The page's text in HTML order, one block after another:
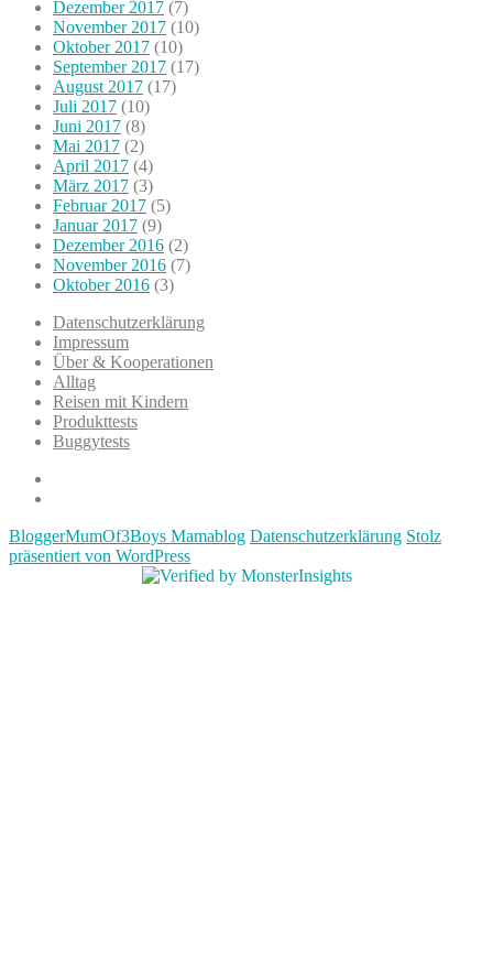
Dezember 2017 (7)
November 2017 (10)
Oktober 2017 (10)
September 2017 (17)
August 2017 (17)
Juli 2017 (10)
Juni 2017 (8)
Mai 2017 (2)
April 2017 (4)
März 2017 (3)
Februar 2017 (5)
Januar 2017 (9)
Dezember 2016 (2)
November 2016 (7)
Oktober 2016 (3)
Datenschutzerklärung
Impressum
Über & Kooperationen
Alltag
Reisen mit Kindern
Produkttests
Buggytests
BloggerMumOf3Boys Mamablog Datenschutzerklärung Stolz
präsentiert von WordPress